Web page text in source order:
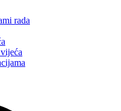
rada